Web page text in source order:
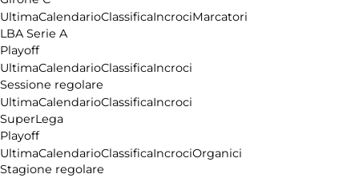
UltimaCalendarioClassificaIncrociMarcatori
LBA Serie A
Playoff
UltimaCalendarioClassificaIncroci
Sessione regolare
UltimaCalendarioClassificaIncroci
SuperLega
Playoff
UltimaCalendarioClassificaIncrociOrganici
Stagione regolare